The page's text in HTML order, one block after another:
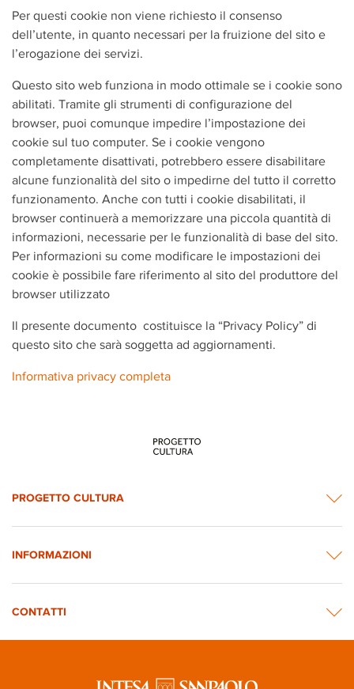
Per questi cookie non viene richiesto il consenso
dell’utente, in quanto necessari per la fruizione del sito e
l’erogazione dei servizi.
Questo sito web funziona in modo ottimale se i cookie sono
abilitati. Tramite gli strumenti di configurazione del
browser, puoi comunque impedire l’impostazione dei
cookie sul tuo computer. Se i cookie vengono
completamente disattivati, potrebbero essere disabilitare
alcune funzionalità del sito o impedirne del tutto il corretto
funzionamento. Anche con tutti i cookie disabilitati, il
browser continuerà a memorizzare una piccola quantità di
informazioni, necessarie per le funzionalità di base del sito.
Per informazioni su come modificare le impostazioni dei
cookie è possibile fare riferimento al sito del produttore del
browser utilizzato
Il presente documento costituisce la “Privacy Policy” di
questo sito che sarà soggetta ad aggiornamenti.
Informativa privacy completa
PROGETTO CULTURA
INFORMAZIONI
CONTATTI